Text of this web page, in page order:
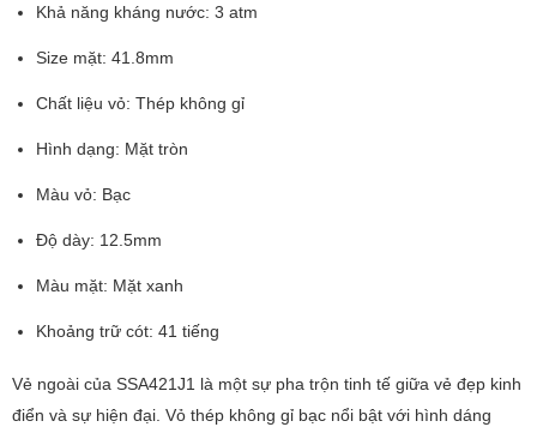
Khả năng kháng nước: 3 atm
Size mặt: 41.8mm
Chất liệu vỏ: Thép không gỉ
Hình dạng: Mặt tròn
Màu vỏ: Bạc
Độ dày: 12.5mm
Màu mặt: Mặt xanh
Khoảng trữ cót: 41 tiếng
Vẻ ngoài của SSA421J1 là một sự pha trộn tinh tế giữa vẻ đẹp kinh
điển và sự hiện đại. Vỏ thép không gỉ bạc nổi bật với hình dáng